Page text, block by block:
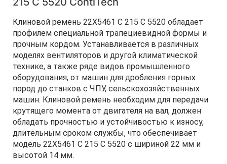
Клиновой ремень 22X5461 C 215 C 5520 обладает
профилем специальной трапециевидной формы и
прочным кордом. Устанавливается в различных
моделях вентиляторов и другой климатической
технике, а также ряде видов промышленного
оборудования, от машин для дробления горных
пород до станков с ЧПУ, сельскохозяйственных
машин. Клиновой ремень необходим для передачи
крутящего момента от двигателя на вал, должен
обладать прочностью и устойчивостью к износу,
длительным сроком службы, что обеспечивает
модель 22X5461 C 215 C 5520 с шириной 22 мм и
высотой 14 мм.